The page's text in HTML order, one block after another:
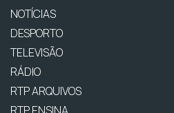
NOTÍCIAS
DESPORTO
TELEVISÃO
RÁDIO
RTP ARQUIVOS